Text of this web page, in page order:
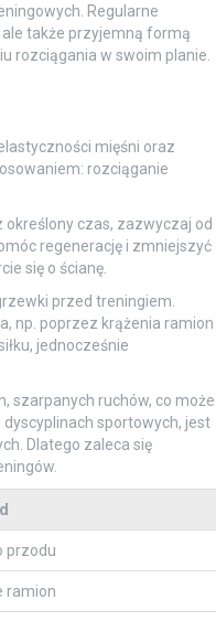
Regularne
także przyjemną formą
rozciągania w swoim planie.
mięśni oraz
rozciąganie
czas, zazwyczaj od
regenerację i zmniejszyć
się o ścianę.
przed treningiem.
np. poprzez krążenia ramion
jednocześnie
szarpanych ruchów, co może
sportowych, jest
Dlatego zaleca się
przodu
ramion